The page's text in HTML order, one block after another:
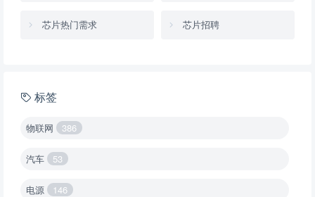
芯片热门需求 芯片招聘
标签
物联网 386
汽车 53
电源 146